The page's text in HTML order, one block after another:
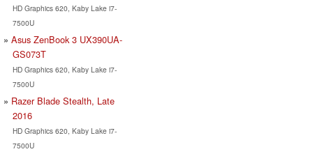
HD Graphics 620, Kaby Lake i7-
7500U
Asus ZenBook 3 UX390UA-
GS073T
HD Graphics 620, Kaby Lake i7-
7500U
Razer Blade Stealth, Late
2016
HD Graphics 620, Kaby Lake i7-
7500U